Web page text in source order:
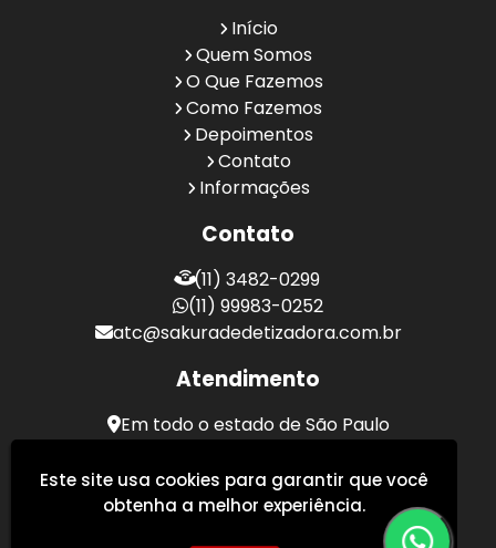
Início
Quem Somos
O Que Fazemos
Como Fazemos
Depoimentos
Contato
Informações
Contato
(11) 3482-0299
(11) 99983-0252
atc@sakuradedetizadora.com.br
Atendimento
Em todo o estado de São Paulo
Este site usa cookies para garantir que você
obtenha a melhor experiência.